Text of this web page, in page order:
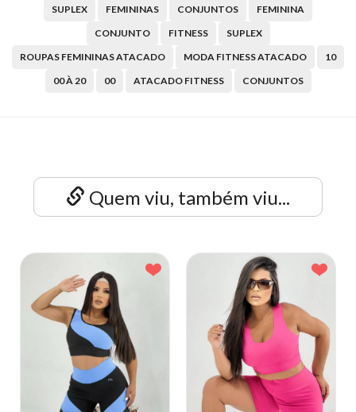
SUPLEX
FEMININAS CONJUNTOS
FEMININA
CONJUNTO
FITNESS
SUPLEX
ROUPAS FEMININAS ATACADO
MODA FITNESS ATACADO
10
00 À 20
00 ATACADO FITNESS CONJUNTOS
Quem viu, também viu...